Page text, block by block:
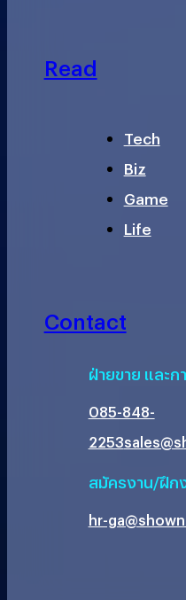
Read
Tech
Biz
Game
Life
Contact
ฝ่ายขาย และก
085-848-
2253
สมัครงาน/ฝึก
hr-